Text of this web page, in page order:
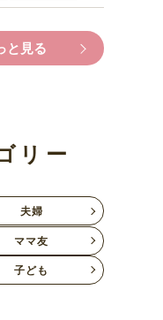
と見る
リー
夫婦
ママ友
子ども